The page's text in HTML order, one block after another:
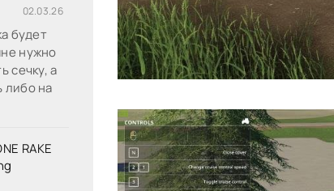
02.03.26
будет
нужно
сечку, а
либо на
RAKE